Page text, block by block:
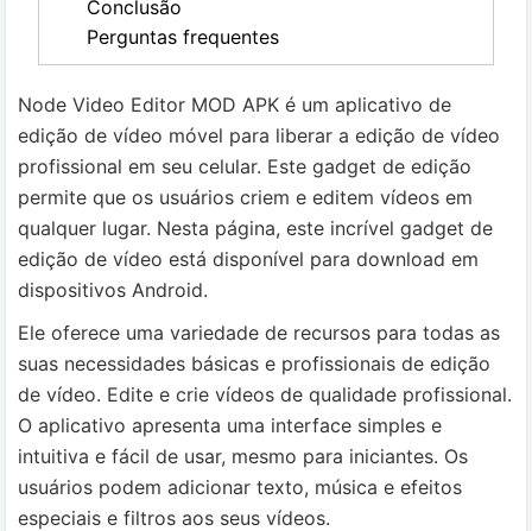
Conclusão
Perguntas frequentes
Node Video Editor MOD APK é um aplicativo de
edição de vídeo móvel para liberar a edição de vídeo
profissional em seu celular. Este gadget de edição
permite que os usuários criem e editem vídeos em
qualquer lugar. Nesta página, este incrível gadget de
edição de vídeo está disponível para download em
dispositivos Android.
Ele oferece uma variedade de recursos para todas as
suas necessidades básicas e profissionais de edição
de vídeo. Edite e crie vídeos de qualidade profissional.
O aplicativo apresenta uma interface simples e
intuitiva e fácil de usar, mesmo para iniciantes. Os
usuários podem adicionar texto, música e efeitos
especiais e filtros aos seus vídeos.